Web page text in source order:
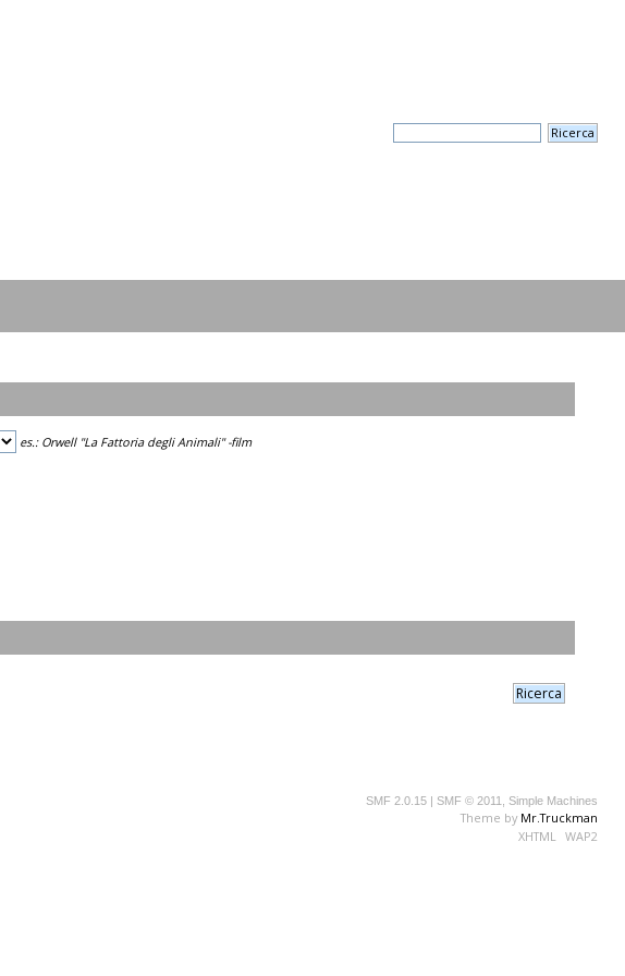
es.:Orwell "La Fattoria degli Animali" -film
SMF 2.0.15 | SMF © 2011 Simple Machines
Theme by Mr.Truckman
XHTML
WAP2